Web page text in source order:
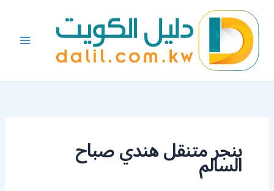
المحتوى
بنجر متنقل هندي صباح
السالم